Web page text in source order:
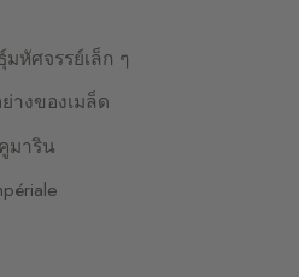
หัศจรรย์เล็ก ๆ
างของเมล็ด
มาริน